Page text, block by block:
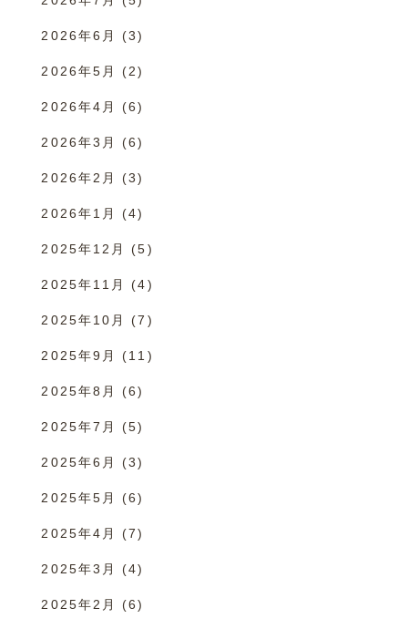
2026年6月 (3)
2026年5月 (2)
2026年4月 (6)
2026年3月 (6)
2026年2月 (3)
2026年1月 (4)
2025年12月 (5)
2025年11月 (4)
2025年10月 (7)
2025年9月 (11)
2025年8月 (6)
2025年7月 (5)
2025年6月 (3)
2025年5月 (6)
2025年4月 (7)
2025年3月 (4)
2025年2月 (6)